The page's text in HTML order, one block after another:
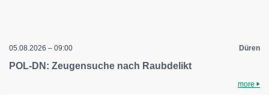
05.08.2026 – 09:00 Düren
POL-DN: Zeugensuche nach Raubdelikt
more